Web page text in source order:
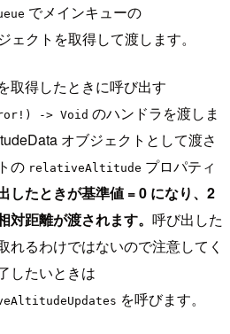
でメインキューの
クトを取得して渡します。
取得したときに呼び出す
-> Void のハンドラを渡しま
オブジェクトとして渡さ
の relativeAltitude プロパティ
したときが基準値 = 0 になり、2
距離が渡されます。 呼び出した
れるわけではないので注意してく
したいときは
を呼びます。